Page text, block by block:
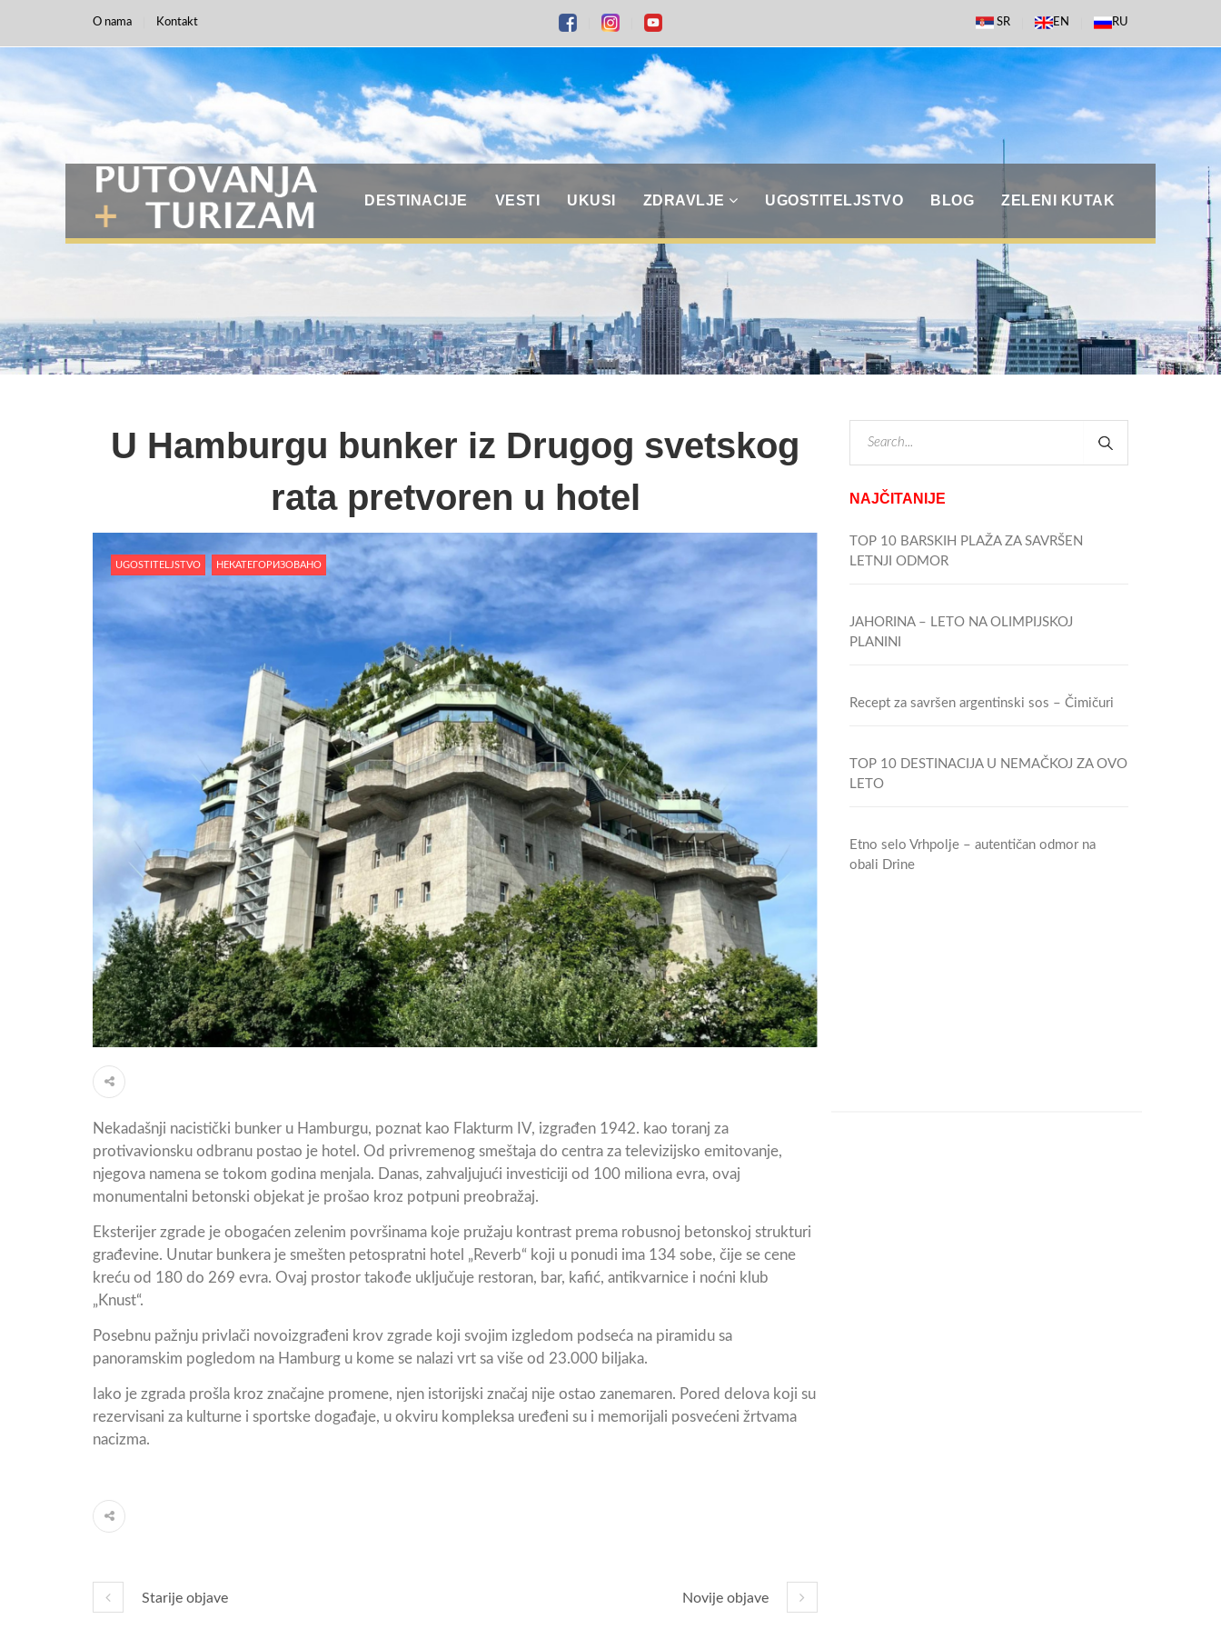
O nama Kontakt SR EN RU
DESTINACIJE VESTI UKUSI ZDRAVLJE UGOSTITELJSTVO BLOG ZELENI KUTAK
U Hamburgu bunker iz Drugog svetskog
rata pretvoren u hotel
UGOSTITELJSTVO НЕКАТЕГОРИЗОВАНО
Nekadašnji nacistički bunker u Hamburgu, poznat kao Flakturm IV, izgrađen 1942. kao toranj za
protivavionsku odbranu postao je hotel. Od privremenog smeštaja do centra za televizijsko emitovanje,
njegova namena se tokom godina menjala. Danas, zahvaljujući investiciji od 100 miliona evra, ovaj
monumentalni betonski objekat je prošao kroz potpuni preobražaj.
Eksterijer zgrade je obogaćen zelenim površinama koje pružaju kontrast prema robusnoj betonskoj strukturi
građevine. Unutar bunkera je smešten petospratni hotel „Reverb“ koji u ponudi ima 134 sobe, čije se cene
kreću od 180 do 269 evra. Ovaj prostor takođe uključuje restoran, bar, kafić, antikvarnice i noćni klub
„Knust“.
Posebnu pažnju privlači novoizgrađeni krov zgrade koji svojim izgledom podseća na piramidu sa
panoramskim pogledom na Hamburg u kome se nalazi vrt sa više od 23.000 biljaka.
Iako je zgrada prošla kroz značajne promene, njen istorijski značaj nije ostao zanemaren. Pored delova koji su
rezervisani za kulturne i sportske događaje, u okviru kompleksa uređeni su i memorijali posvećeni žrtvama
nacizma.
Starije objave Novije objave
NAJČITANIJE
TOP 10 BARSKIH PLAŽA ZA SAVRŠEN
LETNJI ODMOR
JAHORINA – LETO NA OLIMPIJSKOJ
PLANINI
Recept za savršen argentinski sos – Čimičuri
TOP 10 DESTINACIJA U NEMAČKOJ ZA OVO
LETO
Etno selo Vrhpolje – autentičan odmor na
obali Drine